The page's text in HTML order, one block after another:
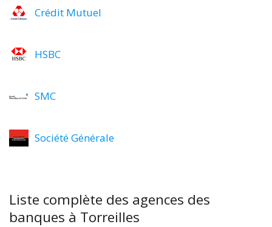
Crédit Mutuel
HSBC
SMC
Société Générale
Liste complète des agences des
banques à Torreilles